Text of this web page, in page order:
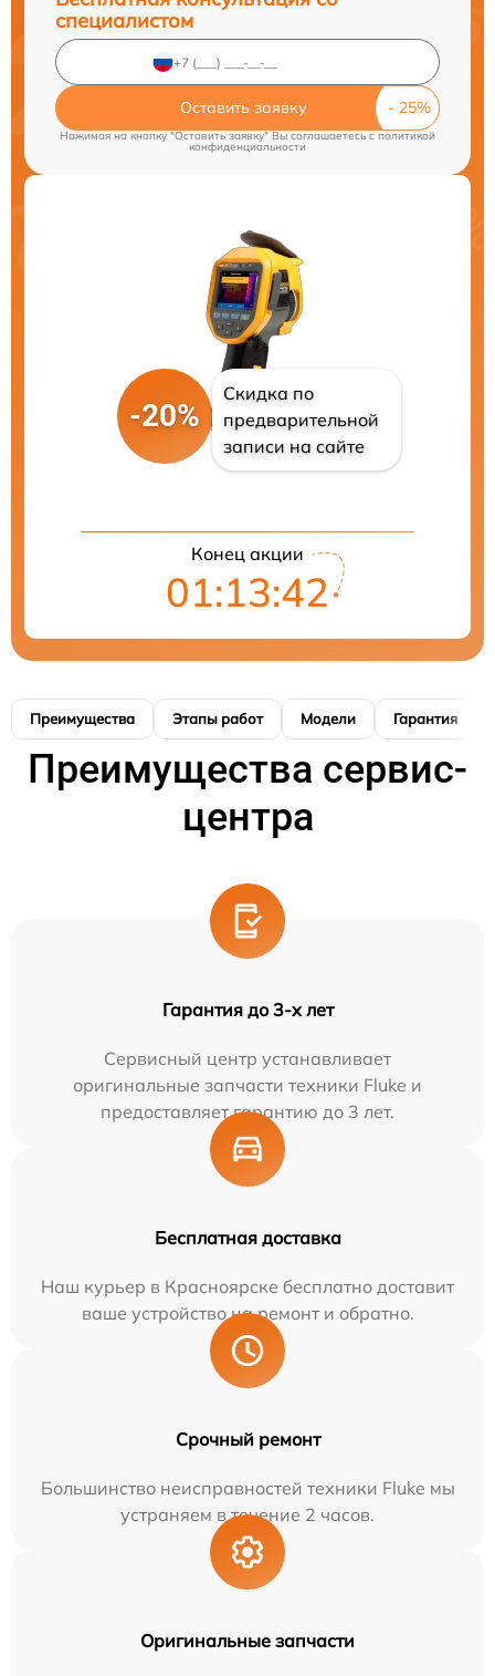
специалистом
Оставить заявку
Нажимая на кнопку "Оставить заявку" Вы соглашаетесь cполитикой
конфиденциальности
-20%
Скидка по
предварительной
записи на сайте
Конец акции
01:13:41
Преимущества Этапы работ Модели Гарантия
Преимущества сервис-
центра
Гарантия до 3-х лет
Сервисный центр устанавливает
оригинальные запчасти техники Fluke и
предоставляет гарантию до 3 лет.
Бесплатная доставка
Наш курьер в Красноярске бесплатно доставит
ваше устройство на ремонт и обратно.
Срочный ремонт
Большинство неисправностей техники Fluke мы
устраняем в течение 2 часов.
Оригинальные запчасти